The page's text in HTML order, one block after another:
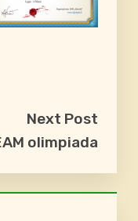
Next Post
olimpiada